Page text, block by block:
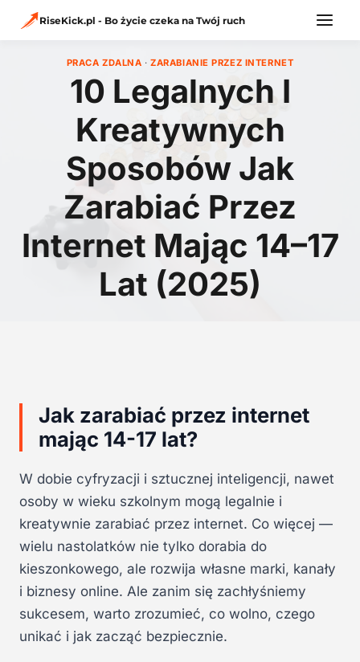
RiseKick.pl - Bo życie czeka na Twój ruch
PRACA ZDALNA ·ZARABIANIE PRZEZ INTERNET
10 Legalnych I
Kreatywnych
Sposobów Jak
Zarabiać Przez
Internet Mając 14–17
Lat (2025)
Jak zarabiać przez internet
mając 14-17 lat?
W dobie cyfryzacji i sztucznej inteligencji, nawet
osoby w wieku szkolnym mogą legalnie i
kreatywnie zarabiać przez internet. Co więcej —
wielu nastolatków nie tylko dorabia do
kieszonkowego, ale rozwija własne marki, kanały
i biznesy online. Ale zanim się zachłyśniemy
sukcesem, warto zrozumieć, co wolno, czego
unikać i jak zacząć bezpiecznie.